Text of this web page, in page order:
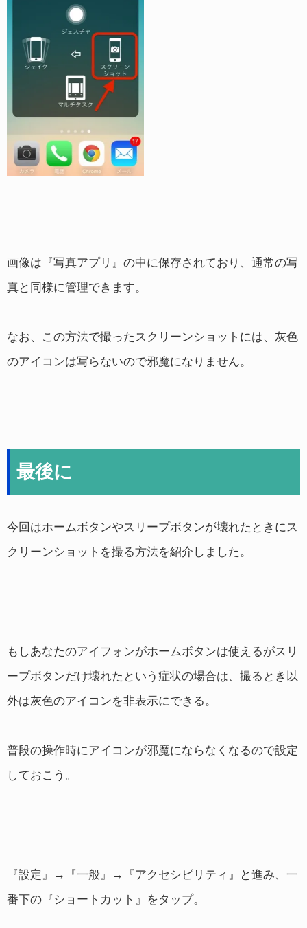
画像は『写真アプリ』の中に保存されており、通常の写
真と同様に管理できます。
なお、この方法で撮ったスクリーンショットには、灰色
のアイコンは写らないので邪魔になりません。
最後に
今回はホームボタンやスリープボタンが壊れたときにス
クリーンショットを撮る方法を紹介しました。
もしあなたのアイフォンがホームボタンは使えるがスリ
ープボタンだけ壊れたという症状の場合は、撮るとき以
外は灰色のアイコンを非表示にできる。
普段の操作時にアイコンが邪魔にならなくなるので設定
しておこう。
『設定』→『一般』→『アクセシビリティ』と進み、一
番下の『ショートカット』をタップ。